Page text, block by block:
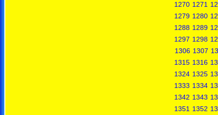
1270 1271
1279 1280
1288 1289
1297 1298
1306 1307
1315 1316
1324 1325
1333 1334
1342 1343
1351 1352